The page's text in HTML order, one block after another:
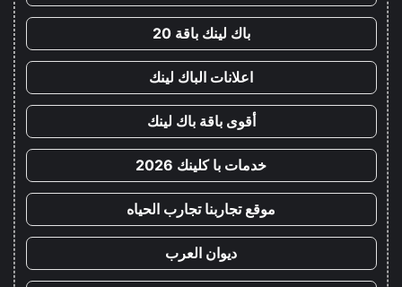
باك لينك باقة 20
اعلانات الباك لينك
أقوى باقة باك لينك
خدمات با كلينك 2026
موقع تجاربنا تجارب الحياه
ديوان العرب